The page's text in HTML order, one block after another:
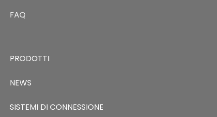
FAQ
PRODOTTI
NEWS
SISTEMI DI CONNESSIONE